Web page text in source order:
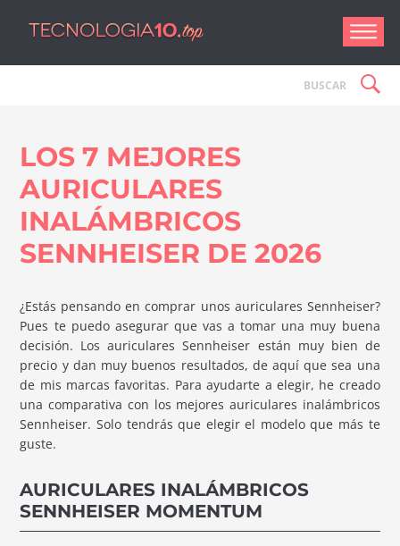
LOS 7 MEJORES
AURICULARES
INALÁMBRICOS
SENNHEISER DE 2026
¿Estás pensando en comprar unos auriculares Sennheiser?
Pues te puedo asegurar que vas a tomar una muy buena
decisión. Los auriculares Sennheiser están muy bien de
precio y dan muy buenos resultados, de aquí que sea una
de mis marcas favoritas. Para ayudarte a elegir, he creado
una comparativa con los mejores auriculares inalámbricos
Sennheiser. Solo tendrás que elegir el modelo que más te
guste.
AURICULARES INALÁMBRICOS
SENNHEISER MOMENTUM